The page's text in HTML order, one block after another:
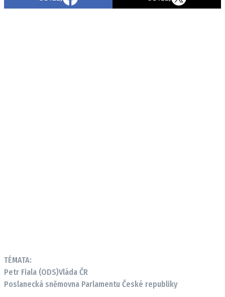
TÉMATA:
Petr Fiala (ODS)Vláda ČR
Poslanecká sněmovna Parlamentu České republiky